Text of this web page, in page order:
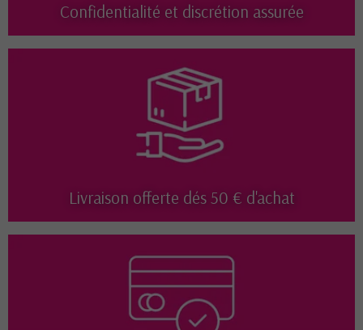
Confidentialité et discrétion assurée
Livraison offerte dés 50 € d'achat